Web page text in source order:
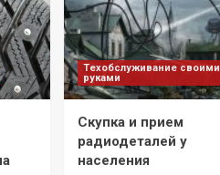
Техобслуживание своими
руками
Скупка и прием
радиодеталей у
населения